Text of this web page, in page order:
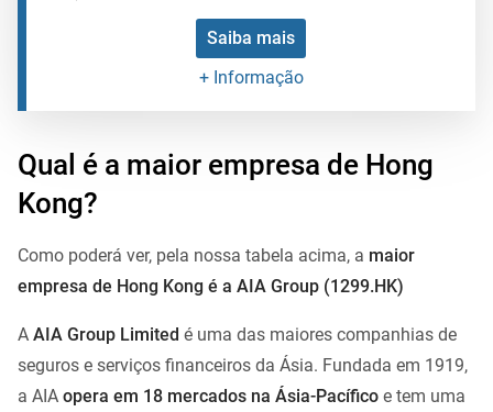
Saiba mais
+ Informação
Qual é a maior empresa de Hong
Kong?
Como poderá ver, pela nossa tabela acima, a maior
empresa de Hong Kong é a AIA Group (1299.HK)
A AIA Group Limited é uma das maiores companhias de
seguros e serviços financeiros da Ásia. Fundada em 1919,
a AIA opera em 18 mercados na Ásia-Pacífico e tem uma